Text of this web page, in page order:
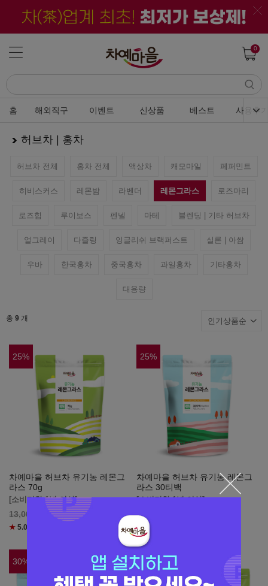
0
홈 해외직구 이벤트 신상품 베스트 사용후
허브차 | 홍차
허브차 전체 홍차 전체 액상차 캐모마일 페퍼민트
히비스커스 레몬밤 라벤더 레몬그라스 로즈마리
로즈힙 루이보스 펜넬 마테 블렌딩 | 기타 허브차
얼그레이 다즐링 잉글리쉬 브랙퍼스트 실론 | 아쌈
우바 한국홍차 중국홍차 과일홍차 기타홍차
대용량
총 9 개
25%
차예마을 허브차 유기농 레몬그
라스 70g
[소비기한 1년 이상]
13,000 9,750원
★ 5.0
25%
차예마을 허브차 유기농 레몬그
라스 30티백
[소비기한 1년 이상]
10,000
★ 5.0
30% 30%